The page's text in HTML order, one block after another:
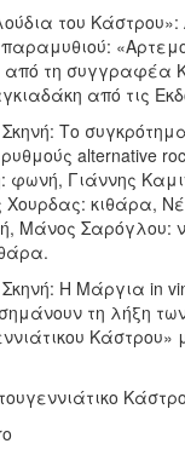
του Κάστρου»:
από τη συγγραφέα
από τις
Σκηνή: Το
alternative
φωνή, Γιάννης
Χουρδας: κιθάρα,
Μάνος Σαρόγλου:
Σκηνή: Η Μάργια in
τη λήξη
Κάστρου»